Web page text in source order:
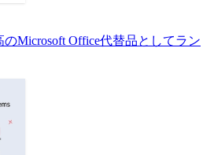
Microsoft Office代替品としてラン